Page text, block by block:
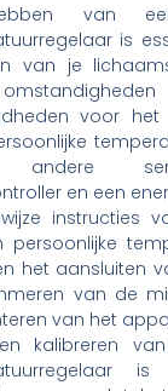
van
is
van je
omstandigheden
voor
andere
en een
instructies
persoonlijke
het aansluiten
van de
van het
kalibreren